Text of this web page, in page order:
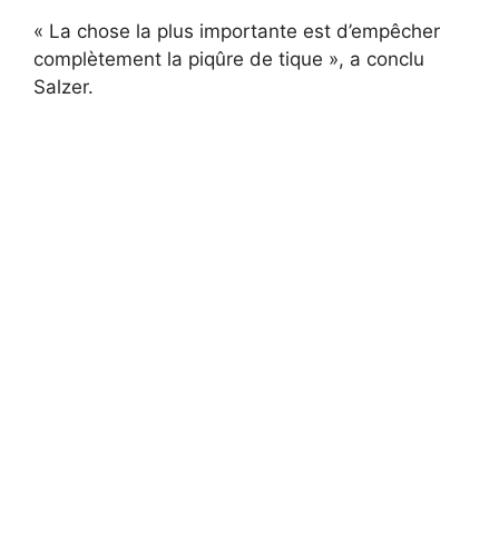
« La chose la plus importante est d’empêcher
complètement la piqûre de tique », a conclu
Salzer.